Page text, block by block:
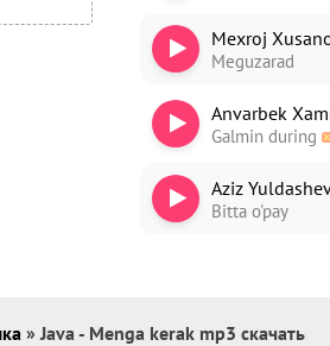
Mexroj
Meguzarad
Anvarbek
Galmin during
Aziz
Bitta o'pay
» Java - Menga kerak mp3 скачать